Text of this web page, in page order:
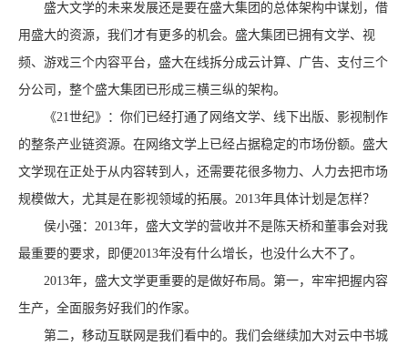
盛大文学的未来发展还是要在盛大集团的总体架构中谋划，借
用盛大的资源，我们才有更多的机会。盛大集团已拥有文学、视
频、游戏三个内容平台，盛大在线拆分成云计算、广告、支付三个
分公司，整个盛大集团已形成三横三纵的架构。
《21世纪》：你们已经打通了网络文学、线下出版、影视制作
的整条产业链资源。在网络文学上已经占据稳定的市场份额。盛大
文学现在正处于从内容转到人，还需要花很多物力、人力去把市场
规模做大，尤其是在影视领域的拓展。2013年具体计划是怎样？
侯小强：2013年，盛大文学的营收并不是陈天桥和董事会对我
最重要的要求，即便2013年没有什么增长，也没什么大不了。
2013年，盛大文学更重要的是做好布局。第一，牢牢把握内容
生产，全面服务好我们的作家。
第二，移动互联网是我们看中的。我们会继续加大对云中书城